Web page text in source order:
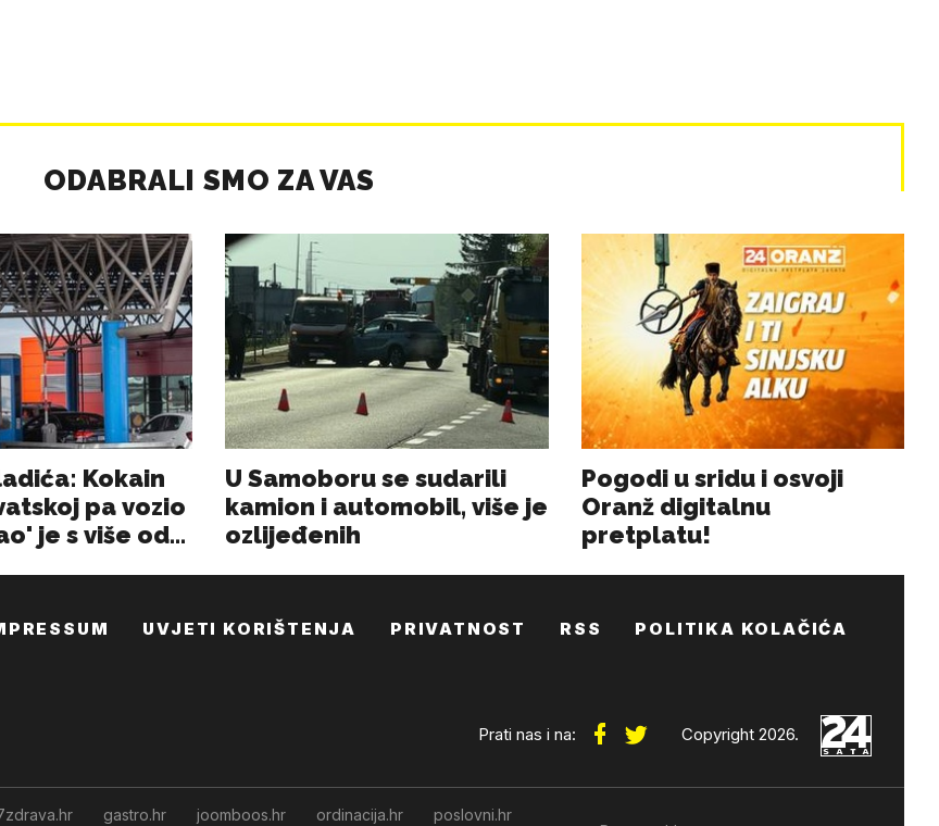
UVJETI KORIŠTENJA PRIVATNOST RSS POLITIKA KOLAČIĆA
Prati nas i na: Copyright 2026.
gastro.hr joomboos.hr ordinacija.hr
poslovni.hr